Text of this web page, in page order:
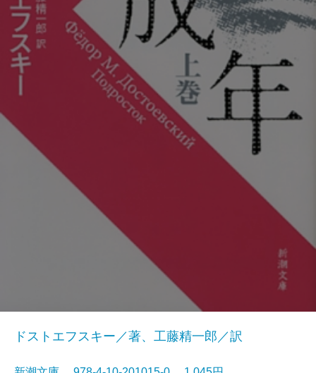
ドストエフスキー／著、工藤精一郎／訳